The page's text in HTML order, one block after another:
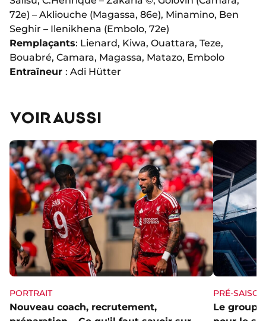
72e) – Akliouche (Magassa, 86e), Minamino, Ben
Seghir – Ilenikhena (Embolo, 72e)
Remplaçants: Lienard, Kiwa, Ouattara, Teze,
Bouabré, Camara, Magassa, Matazo, Embolo
Entraîneur : Adi Hütter
VOIR AUSSI
PORTRAIT
Nouveau coach, recrutement,
PRÉ-SAISON
Le groupe